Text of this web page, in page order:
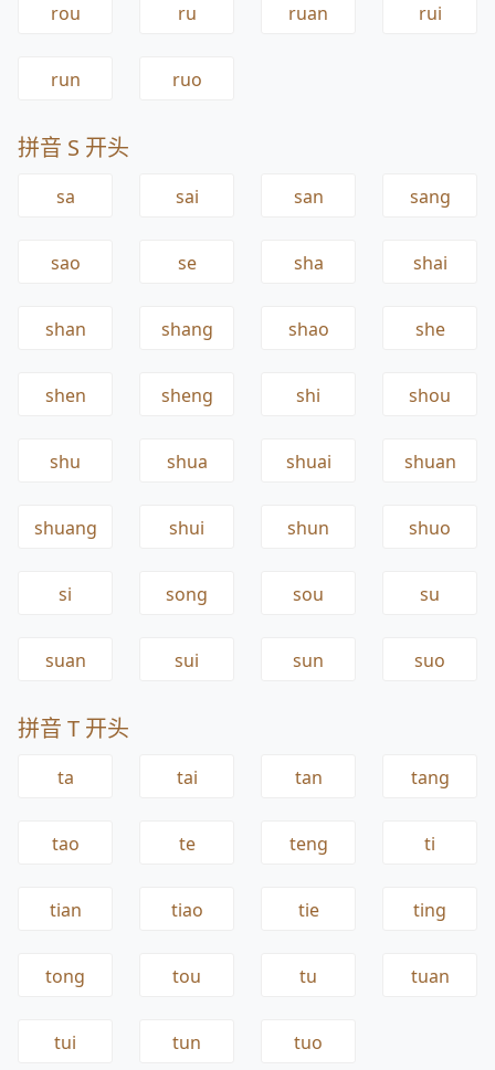
rou ru ruan rui
run ruo
拼音 S 开头
sa sai san sang
sao se sha shai
shan shang shao she
shen sheng shi shou
shu shua shuai shuan
shuang shui shun shuo
si song sou su
suan sui sun suo
拼音 T 开头
ta tai tan tang
tao te teng ti
tian tiao tie ting
tong tou tu tuan
tui tun tuo